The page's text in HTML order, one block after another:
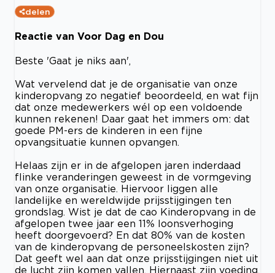
delen
Reactie van Voor Dag en Dou
Beste 'Gaat je niks aan',
Wat vervelend dat je de organisatie van onze
kinderopvang zo negatief beoordeeld, en wat fijn
dat onze medewerkers wél op een voldoende
kunnen rekenen! Daar gaat het immers om: dat
goede PM-ers de kinderen in een fijne
opvangsituatie kunnen opvangen.
Helaas zijn er in de afgelopen jaren inderdaad
flinke veranderingen geweest in de vormgeving
van onze organisatie. Hiervoor liggen alle
landelijke en wereldwijde prijsstijgingen ten
grondslag. Wist je dat de cao Kinderopvang in de
afgelopen twee jaar een 11% loonsverhoging
heeft doorgevoerd? En dat 80% van de kosten
van de kinderopvang de personeelskosten zijn?
Dat geeft wel aan dat onze prijsstijgingen niet uit
de lucht zijn komen vallen. Hiernaast zijn voeding,